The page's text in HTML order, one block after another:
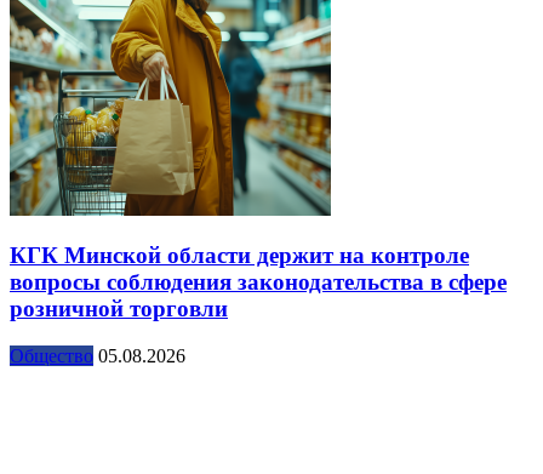
КГК Минской области держит на контроле
вопросы соблюдения законодательства в сфере
розничной торговли
Общество 05.08.2026